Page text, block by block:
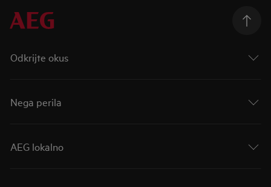
Odkrijte okus
Nega perila
AEG lokalno